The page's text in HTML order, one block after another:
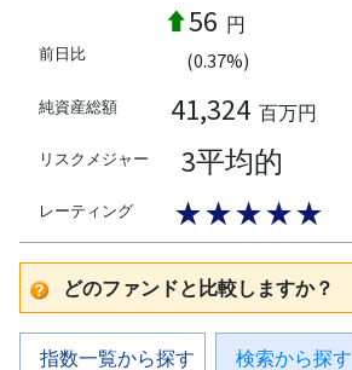
前日比
56 円
(0.37%)
純資産総額 41,324 百万円
リスクメジャー 3平均的
レーティング ★★★★★
どのファンドと比較しますか？
指数一覧から探す 検索から探す